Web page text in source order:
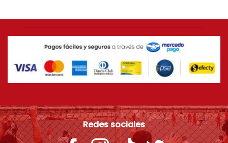
Redes sociales